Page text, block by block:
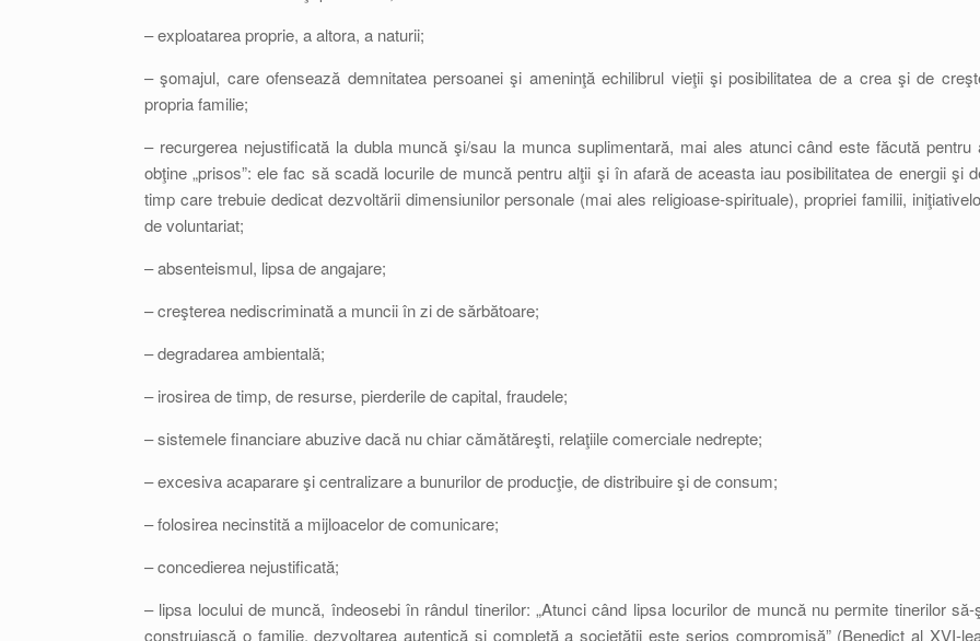
– exploatarea proprie, a altora, a naturii;
– şomajul, care ofensează demnitatea persoanei şi ameninţă echilibrul vieţii şi posibilitatea de a crea şi de
propria familie;
– recurgerea nejustificată la dubla muncă şi/sau la munca suplimentară, mai ales atunci când este făcută pentru
obţine „prisos”: ele fac să scadă locurile de muncă pentru alţii şi în afară de aceasta iau posibilitatea de energii şi
timp care trebuie dedicat dezvoltării dimensiunilor personale (mai ales religioase-spirituale), propriei familii,
de voluntariat;
– absenteismul, lipsa de angajare;
– creşterea nediscriminată a muncii în zi de sărbătoare;
– degradarea ambientală;
– irosirea de timp, de resurse, pierderile de capital, fraudele;
– sistemele financiare abuzive dacă nu chiar cămătăreşti, relaţiile comerciale nedrepte;
– excesiva acaparare şi centralizare a bunurilor de producţie, de distribuire şi de consum;
– folosirea necinstită a mijloacelor de comunicare;
– concedierea nejustificată;
– lipsa locului de muncă, îndeosebi în rândul tinerilor: „Atunci când lipsa locurilor de muncă nu permite tinerilor să-
construiască o familie, dezvoltarea autentică şi completă a societăţii este serios compromisă” (Benedict al XVI-